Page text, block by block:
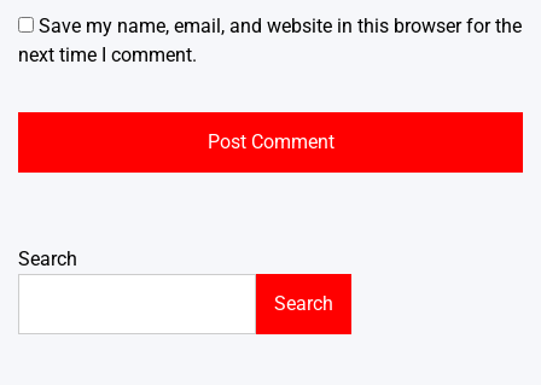
Save my name, email, and website in this browser for the
next time I comment.
Search
Search